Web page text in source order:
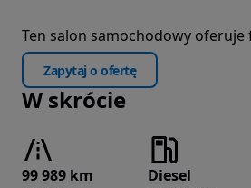
Ten salon samochodowy
Zapytaj o ofertę
W skrócie
99 989 km Diesel